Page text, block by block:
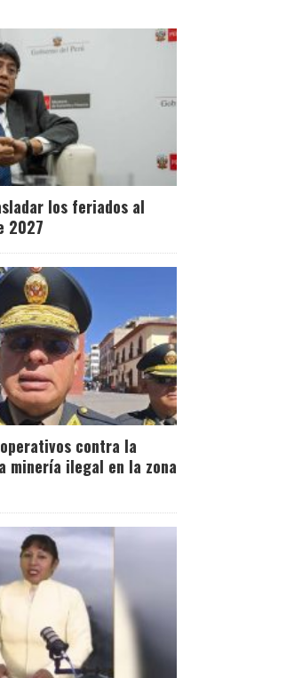
los feriados al
2027
contra la
minería ilegal en la zona